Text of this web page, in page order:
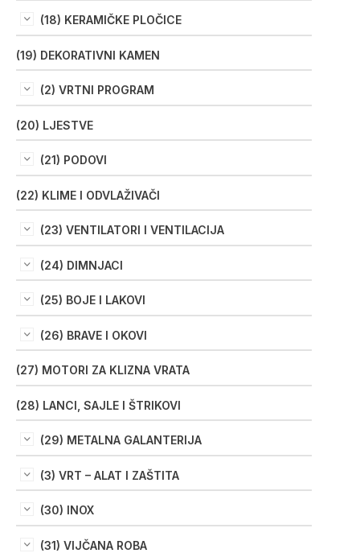
(18) KERAMIČKE PLOČICE
(19) DEKORATIVNI KAMEN
(2) VRTNI PROGRAM
(20) LJESTVE
(21) PODOVI
(22) KLIME I ODVLAŽIVAČI
(23) VENTILATORI I VENTILACIJA
(24) DIMNJACI
(25) BOJE I LAKOVI
(26) BRAVE I OKOVI
(27) MOTORI ZA KLIZNA VRATA
(28) LANCI, SAJLE I ŠTRIKOVI
(29) METALNA GALANTERIJA
(3) VRT – ALAT I ZAŠTITA
(30) INOX
(31) VIJČANA ROBA